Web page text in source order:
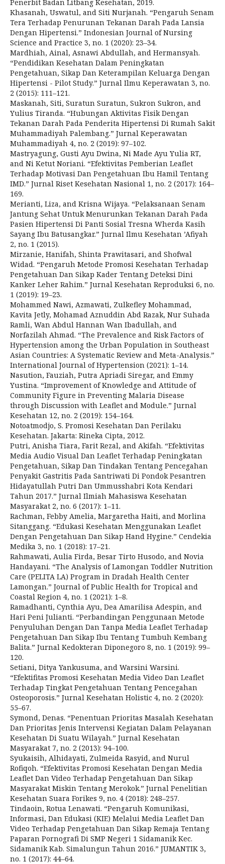
Penerbit Badan Litbang Kesehatan, 2019.
Khasanah, Uswatul, and Siti Nurjanah. “Pengaruh Senam
Tera Terhadap Penurunan Tekanan Darah Pada Lansia
Dengan Hipertensi.” Indonesian Journal of Nursing
Science and Practice 3, no. 1 (2020): 23–34.
Mardhiah, Ainal, Asnawi Abdullah, and Hermansyah.
“Pendidikan Kesehatan Dalam Peningkatan
Pengetahuan, Sikap Dan Keterampilan Keluarga Dengan
Hipertensi - Pilot Study.” Jurnal Ilmu Keperawatan 3, no.
2 (2015): 111–121.
Maskanah, Siti, Suratun Suratun, Sukron Sukron, and
Yulius Tiranda. “Hubungan Aktivitas Fisik Dengan
Tekanan Darah Pada Penderita Hipertensi Di Rumah Sakit
Muhammadiyah Palembang.” Jurnal Keperawatan
Muhammadiyah 4, no. 2 (2019): 97–102.
Mastryagung, Gusti Ayu Dwina, Ni Made Ayu Yulia RT,
and Ni Ketut Noriani. “Efektivitas Pemberian Leaflet
Terhadap Motivasi Dan Pengetahuan Ibu Hamil Tentang
IMD.” Jurnal Riset Kesehatan Nasional 1, no. 2 (2017): 164–
169.
Merianti, Liza, and Krisna Wijaya. “Pelaksanaan Senam
Jantung Sehat Untuk Menurunkan Tekanan Darah Pada
Pasien Hipertensi Di Panti Sosial Tresna Wherda Kasih
Sayang Ibu Batusangkar.” Jurnal Ilmu Kesehatan ’Afiyah
2, no. 1 (2015).
Mirzanie, Hanifah, Shinta Prawitasari, and Shofwal
Widad. “Pengaruh Metode Promosi Kesehatan Terhadap
Pengetahuan Dan Sikap Kader Tentang Deteksi Dini
Kanker Leher Rahim.” Jurnal Kesehatan Reproduksi 6, no.
1 (2019): 19–23.
Mohammed Nawi, Azmawati, Zulkefley Mohammad,
Kavita Jetly, Mohamad Aznuddin Abd Razak, Nur Suhada
Ramli, Wan Abdul Hannan Wan Ibadullah, and
Norfazilah Ahmad. “The Prevalence and Risk Factors of
Hypertension among the Urban Population in Southeast
Asian Countries: A Systematic Review and Meta-Analysis.”
International Journal of Hypertension (2021): 1–14.
Nasution, Fauziah, Putra Apriadi Siregar, and Emmy
Yustina. “Improvement of Knowledge and Attitude of
Community Figure in Preventing Malaria Disease
through Discussion with Leaflet and Module.” Jurnal
Kesehatan 12, no. 2 (2019): 154–164.
Notoatmodjo, S. Promosi Kesehatan Dan Perilaku
Kesehatan. Jakarta: Rineka Cipta, 2012.
Putri, Anisha Tiara, Farit Rezal, and Akifah. “Efektivitas
Media Audio Visual Dan Leaflet Terhadap Peningkatan
Pengetahuan, Sikap Dan Tindakan Tentang Pencegahan
Penyakit Gastritis Pada Santriwati Di Pondok Pesantren
Hidayatullah Putri Dan Ummusshabri Kota Kendari
Tahun 2017.” Jurnal Ilmiah Mahasiswa Kesehatan
Masyarakat 2, no. 6 (2017): 1–11.
Rachman, Febby Amelia, Margaretha Haiti, and Morlina
Sitanggang. “Edukasi Kesehatan Menggunakan Leaflet
Dengan Pengetahuan Dan Sikap Hand Hygine.” Cendekia
Medika 3, no. 1 (2018): 17–21.
Rahmawati, Aulia Firda, Besar Tirto Husodo, and Novia
Handayani. “The Analysis of Lamongan Toddler Nutrition
Care (PELITA LA) Program in Dradah Health Center
Lamongan.” Journal of Public Health for Tropical and
Coastal Region 4, no. 1 (2021): 1–8.
Ramadhanti, Cynthia Ayu, Dea Amarilisa Adespin, and
Hari Peni Julianti. “Perbandingan Penggunaan Metode
Penyuluhan Dengan Dan Tanpa Media Leaflet Terhadap
Pengetahuan Dan Sikap Ibu Tentang Tumbuh Kembang
Balita.” Jurnal Kedokteran Diponegoro 8, no. 1 (2019): 99–
120.
Setiani, Ditya Yankusuma, and Warsini Warsini.
“Efektifitas Promosi Kesehatan Media Video Dan Leaflet
Terhadap Tingkat Pengetahuan Tentang Pencegahan
Osteoporosis.” Jurnal Kesehatan Holistic 4, no. 2 (2020):
55–67.
Symond, Denas. “Penentuan Prioritas Masalah Kesehatan
Dan Prioritas Jenis Intervensi Kegiatan Dalam Pelayanan
Kesehatan Di Suatu Wilayah.” Jurnal Kesehatan
Masyarakat 7, no. 2 (2013): 94–100.
Syukaisih, Alhidayati, Zulmeida Rasyid, and Nurul
Rofiqoh. “Efektivitas Promosi Kesehatan Dengan Media
Leaflet Dan Video Terhadap Pengetahuan Dan Sikap
Masyarakat Miskin Tentang Merokok.” Jurnal Penelitian
Kesehatan Suara Forikes 9, no. 4 (2018): 248–257.
Tindaoin, Rotua Lenawati. “Pengaruh Komunikasi,
Informasi, Dan Edukasi (KIE) Melalui Media Leaflet Dan
Video Terhadap Pengetahuan Dan Sikap Remaja Tentang
Paparan Pornografi Di SMP Negeri 1 Sidamanik Kec.
Sidamanik Kab. Simalungun Tahun 2016.” JUMANTIK 3,
no. 1 (2017): 44–64.